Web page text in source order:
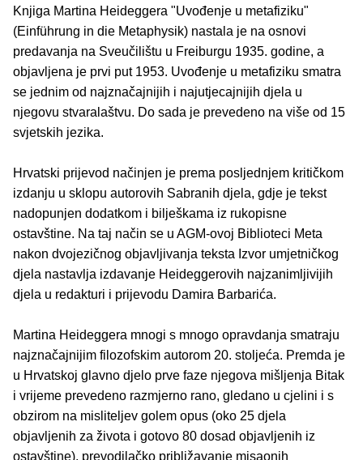
Knjiga Martina Heideggera "Uvođenje u metafiziku"
(Einführung in die Metaphysik) nastala je na osnovi
predavanja na Sveučilištu u Freiburgu 1935. godine, a
objavljena je prvi put 1953. Uvođenje u metafiziku smatra
se jednim od najznačajnijih i najutjecajnijih djela u
njegovu stvaralaštvu. Do sada je prevedeno na više od 15
svjetskih jezika.
Hrvatski prijevod načinjen je prema posljednjem kritičkom
izdanju u sklopu autorovih Sabranih djela, gdje je tekst
nadopunjen dodatkom i bilješkama iz rukopisne
ostavštine. Na taj način se u AGM-ovoj Biblioteci Meta
nakon dvojezičnog objavljivanja teksta Izvor umjetničkog
djela nastavlja izdavanje Heideggerovih najzanimljivijih
djela u redakturi i prijevodu Damira Barbarića.
Martina Heideggera mnogi s mnogo opravdanja smatraju
najznačajnijim filozofskim autorom 20. stoljeća. Premda je
u Hrvatskoj glavno djelo prve faze njegova mišljenja Bitak
i vrijeme prevedeno razmjerno rano, gledano u cjelini i s
obzirom na misliteljev golem opus (oko 25 djela
objavljenih za života i gotovo 80 dosad objavljenih iz
ostavštine), prevodilačko približavanje misaonih